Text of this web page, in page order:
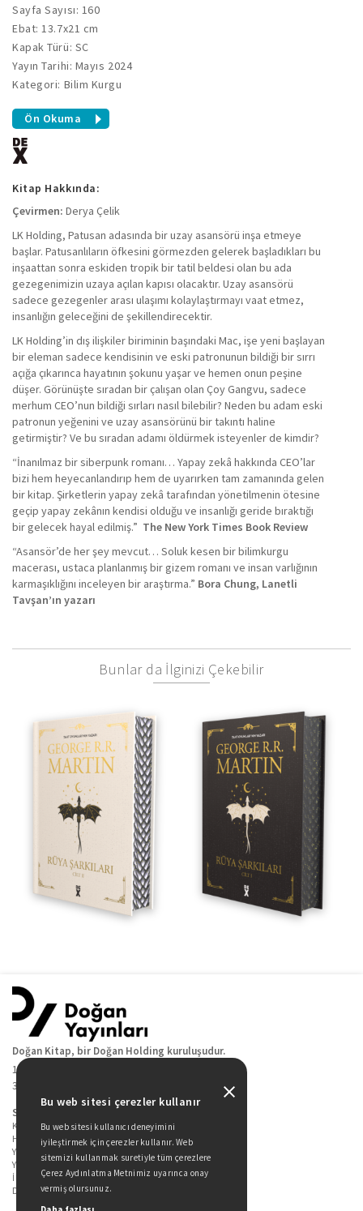
Sayfa Sayısı: 160
Ebat: 13.7x21 cm
Kapak Türü: SC
Yayın Tarihi: Mayıs 2024
Kategori: Bilim Kurgu
Ön Okuma
Kitap Hakkında:
Çevirmen: Derya Çelik
LK Holding, Patusan adasında bir uzay asansörü inşa etmeye
başlar. Patusanlıların öfkesini görmezden gelerek başladıkları bu
inşaattan sonra eskiden tropik bir tatil beldesi olan bu ada
gezegenimizin uzaya açılan kapısı olacaktır. Uzay asansörü
sadece gezegenler arası ulaşımı kolaylaştırmayı vaat etmez,
insanlığın geleceğini de şekillendirecektir.
LK Holding’in dış ilişkiler biriminin başındaki Mac, işe yeni başlayan
bir eleman sadece kendisinin ve eski patronunun bildiği bir sırrı
açığa çıkarınca hayatının şokunu yaşar ve hemen onun peşine
düşer. Görünüşte sıradan bir çalışan olan Çoy Gangvu, sadece
merhum CEO’nun bildiği sırları nasıl bilebilir? Neden bu adam eski
patronun yeğenini ve uzay asansörünü bir takıntı haline
getirmiştir? Ve bu sıradan adamı öldürmek isteyenler de kimdir?
“İnanılmaz bir siberpunk romanı… Yapay zekâ hakkında CEO’lar
bizi hem heyecanlandırıp hem de uyarırken tam zamanında gelen
bir kitap. Şirketlerin yapay zekâ tarafından yönetilmenin ötesine
geçip yapay zekânın kendisi olduğu ve insanlığı geride bıraktığı
bir gelecek hayal edilmiş.” The New York Times Book Review
“Asansör’de her şey mevcut… Soluk kesen bir bilimkurgu
macerası, ustaca planlanmış bir gizem romanı ve insan varlığının
karmaşıklığını inceleyen bir araştırma.” Bora Chung, Lanetli
Tavşan’ın yazarı
Bunlar da İlginizi Çekebilir
Doğan Kitap, bir Doğan Holding kuruluşudur.
19 Mayıs Cad. Golden Plaza No:1 Kat:10
34360 / Şişli / İstanbul
Sitede Yer Alan Sayfalar
Kitaplarımız
Hakkımızda
Yazarlarımız
Yazar Adayları İçin
İletişim
Duygu Asena Roman Ödülü
Bu web sitesi çerezler kullanır
Bu web sitesi kullanıcı deneyimini
iyileştirmek için çerezler kullanır. Web
sitemizi kullanmak suretiyle tüm çerezlere
Çerez Aydınlatma Metnimiz uyarınca onay
vermiş olursunuz.